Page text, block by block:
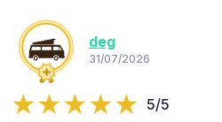
deg
31/07/2026
5/5